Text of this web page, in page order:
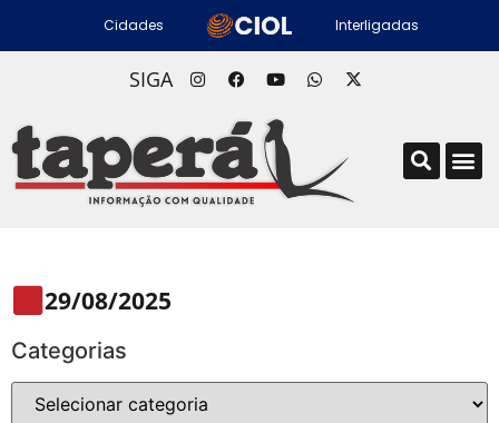
Cidades Interligadas
SIGA
29/08/2025
Categorias